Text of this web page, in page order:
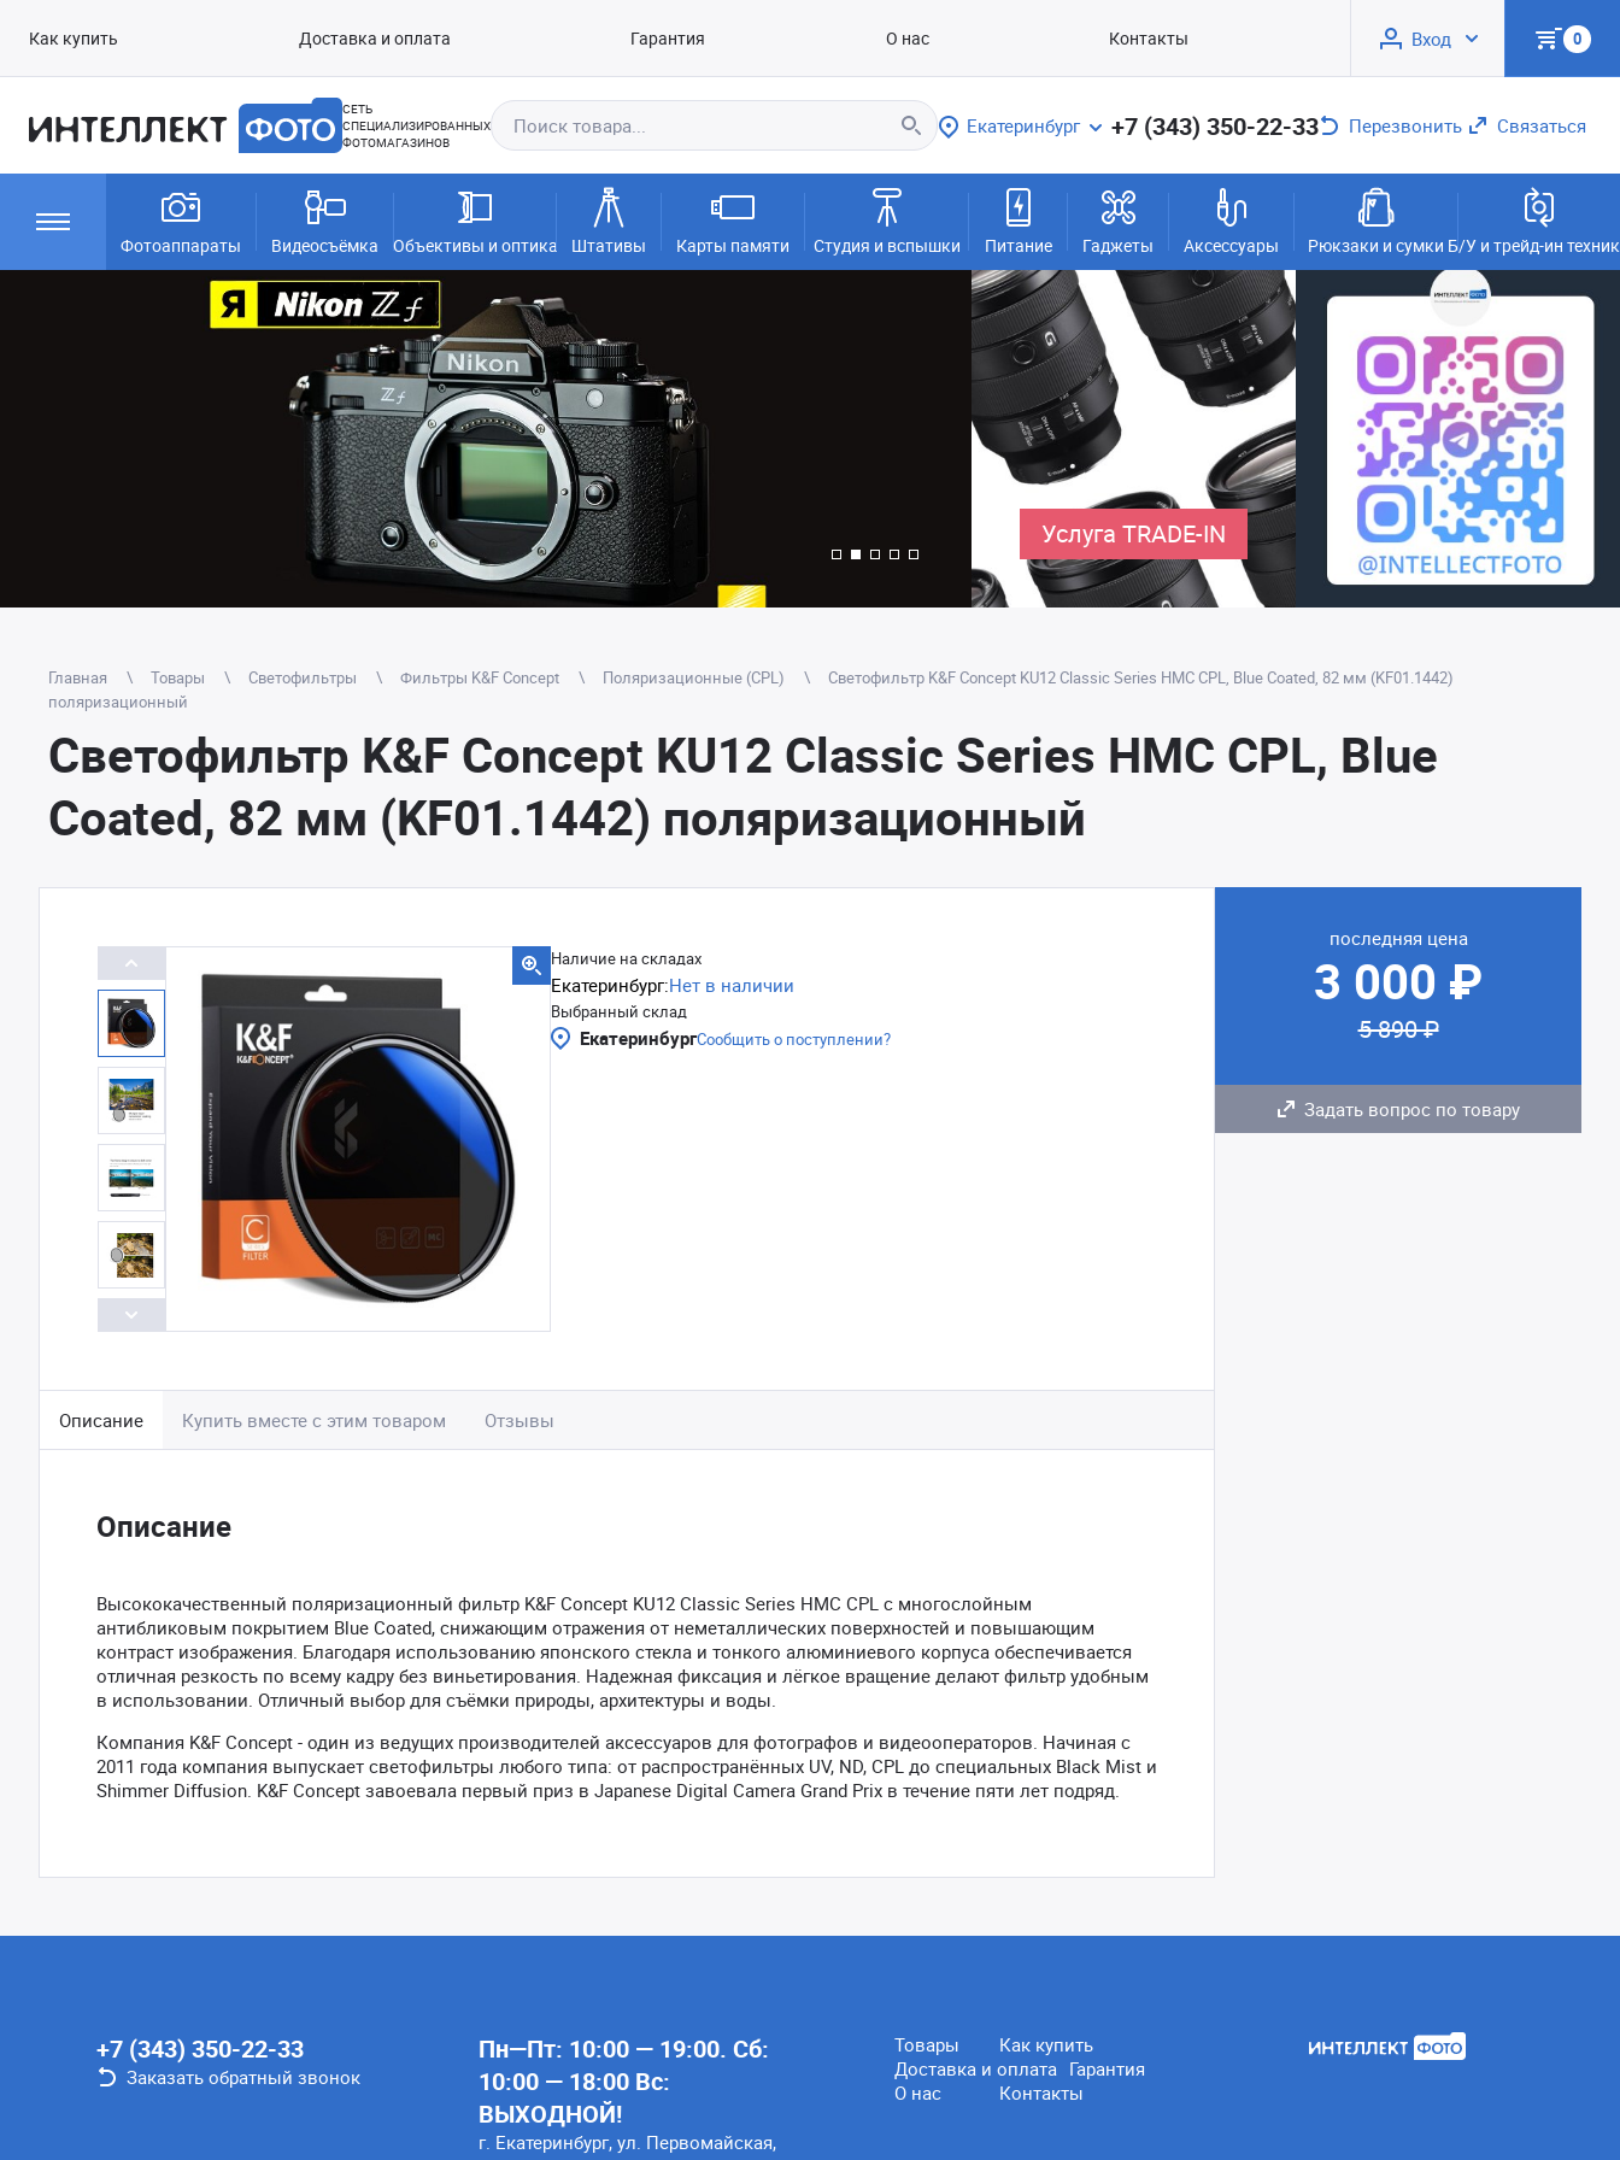
Как купить Доставка и оплата Гарантия О нас Контакты Вход 0
СЕТЬ
СПЕЦИАЛИЗИРОВАННЫХ
ФОТОМАГАЗИНОВ
Екатеринбург +7 (343) 350-22-33 Перезвонить Связаться
Фотоаппараты Видеосъёмка Объективы и оптика Штативы Карты памяти Студия и вспышки Питание Гаджеты Аксессуары Рюкзаки и сумки Б/У и трейд-ин
Услуга TRADE-IN
Главная Товары Светофильтры Фильтры K&F Concept Поляризационные (CPL)
Светофильтр K&F Concept KU12 Classic Series HMC CPL, Blue Coated, 82 мм (KF01.1442)
поляризационный
Светофильтр K&F Concept KU12 Classic Series HMC CPL, Blue
Coated, 82 мм (KF01.1442) поляризационный
Наличие на складах
Екатеринбург:Нет в наличии
Выбранный склад
ЕкатеринбургСообщить о поступлении?
Описание Купить вместе с этим товаром Отзывы
Описание
Высококачественный поляризационный фильтр K&F Concept KU12 Classic Series HMC CPL с многослойным
антибликовым покрытием Blue Coated, снижающим отражения от неметаллических поверхностей и повышающим
контраст изображения. Благодаря использованию японского стекла и тонкого алюминиевого корпуса обеспечивается
отличная резкость по всему кадру без виньетирования. Надежная фиксация и лёгкое вращение делают фильтр удобным
в использовании. Отличный выбор для съёмки природы, архитектуры и воды.
Компания K&F Concept - один из ведущих производителей аксессуаров для фотографов и видеооператоров. Начиная с
2011 года компания выпускает светофильтры любого типа: от распространённых UV, ND, CPL до специальных Black Mist и
Shimmer Diffusion. K&F Concept завоевала первый приз в Japanese Digital Camera Grand Prix в течение пяти лет подряд.
последняя цена
3 000 ₽
5 890 ₽
Задать вопрос по товару
+7 (343) 350-22-33
Заказать обратный звонок
Пн—Пт: 10:00 — 19:00. Сб:
10:00 — 18:00 Вс:
ВЫХОДНОЙ!
г. Екатеринбург, ул. Первомайская,
Товары
Как купить
Доставка и оплата Гарантия
О нас
Контакты